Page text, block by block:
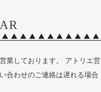
業しております。 アトリエ営
合わせのご連絡は遅れる場合